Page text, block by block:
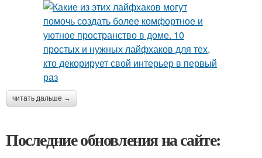
читать дальше →
Последние обновления на сайте: